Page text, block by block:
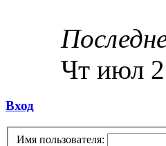
Чт июл
Вход
Имя пользователя: